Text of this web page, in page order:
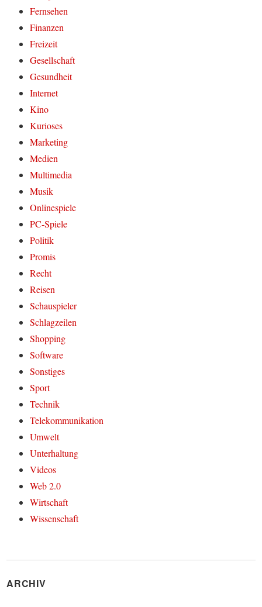
Fernsehen
Finanzen
Freizeit
Gesellschaft
Gesundheit
Internet
Kino
Kurioses
Marketing
Medien
Multimedia
Musik
Onlinespiele
PC-Spiele
Politik
Promis
Recht
Reisen
Schauspieler
Schlagzeilen
Shopping
Software
Sonstiges
Sport
Technik
Telekommunikation
Umwelt
Unterhaltung
Videos
Web 2.0
Wirtschaft
Wissenschaft
ARCHIV